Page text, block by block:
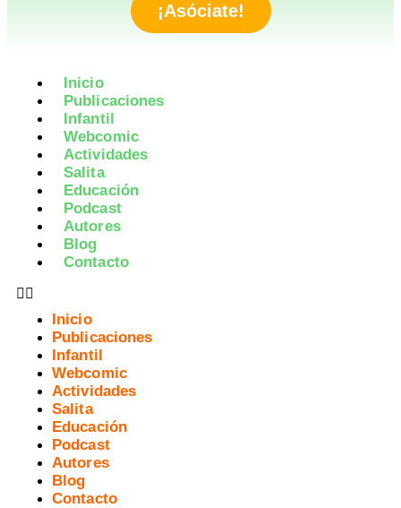
¡Asóciate!
Inicio
Publicaciones
Infantil
Webcomic
Actividades
Salita
Educación
Podcast
Autores
Blog
Contacto
Inicio
Publicaciones
Infantil
Webcomic
Actividades
Salita
Educación
Podcast
Autores
Blog
Contacto